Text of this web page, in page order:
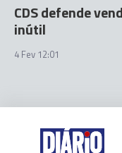
CDS defende
inútil
4 Fev 12:01